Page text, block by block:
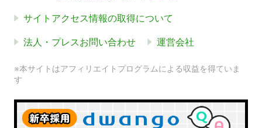
サイトアクセス情報の取得について
法人・プレスお問い合わせ 運営会社
※本サイトはアフィリエイトプログラムによる収益を得ていま
す